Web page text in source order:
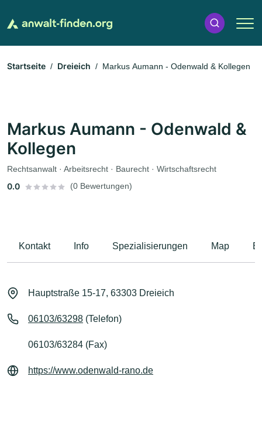
Startseite Dreieich Markus Aumann - Odenwald & Kollegen
Markus Aumann - Odenwald &
Kollegen
Rechtsanwalt · Arbeitsrecht · Baurecht · Wirtschaftsrecht
0.0 (0 Bewertungen)
Kontakt Info Spezialisierungen Map
Hauptstraße 15-17, 63303 Dreieich
06103/63298 (Telefon)
06103/63284 (Fax)
https://www.odenwald-rano.de